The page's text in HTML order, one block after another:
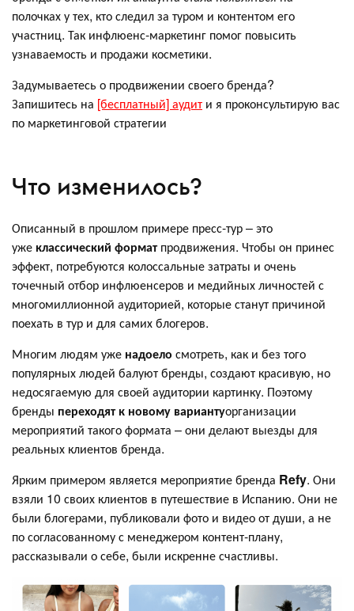
полочках у тех, кто следил за туром и контентом его
участниц. Так инфлюенс-маркетинг помог повысить
узнаваемость и продажи косметики.
Задумываетесь о продвижении своего бренда?
Запишитесь на [бесплатный] аудит и я проконсультирую вас
по маркетинговой стратегии
Что изменилось?
Описанный в прошлом примере пресс-тур – это
уже классический форматпродвижения. Чтобы он принес
эффект, потребуются колоссальные затраты и очень
точечный отбор инфлюенсеров и медийных личностей с
многомиллионной аудиторией, которые станут причиной
поехать в тур и для самих блогеров.
Многим людям уже надоело смотреть, как и без того
популярных людей балуют бренды, создают красивую, но
недосягаемую для своей аудитории картинку. Поэтому
бренды переходят к новому вариантуорганизации
мероприятий такого формата – они делают выезды для
реальных клиентов бренда.
Ярким примером является мероприятие бренда Refy. Они
взяли 10 своих клиентов в путешествие в Испанию. Они не
были блогерами, публиковали фото и видео от души, а не
по согласованному с менеджером контент-плану,
рассказывали о себе, были искренне счастливы.